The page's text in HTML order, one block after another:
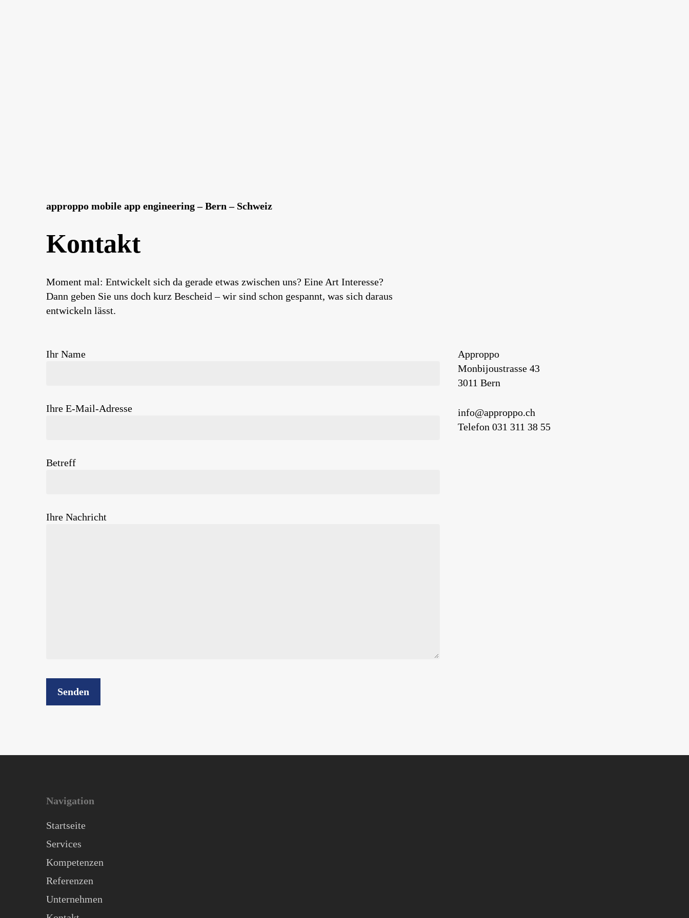
approppo mobile app engineering – Bern – Schweiz
Kontakt
Moment mal: Entwickelt sich da gerade etwas zwischen uns? Eine Art Interesse?
Dann geben Sie uns doch kurz Bescheid – wir sind schon gespannt, was sich daraus
entwickeln lässt.
Ihr Name
Ihre E-Mail-Adresse
Betreff
Ihre Nachricht
Approppo
Monbijoustrasse 43
3011 Bern
info@approppo.ch
Telefon 031 311 38 55
Navigation
Startseite
Services
Kompetenzen
Referenzen
Unternehmen